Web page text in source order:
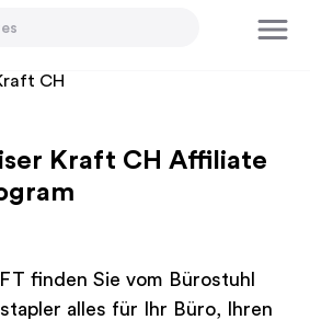
CH
Kraft CH Affiliate
finden Sie vom Bürostuhl
alles für Ihr Büro, Ihren